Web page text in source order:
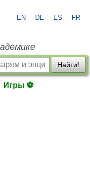
EN DE ES FR
Найти!
Игры ⚽